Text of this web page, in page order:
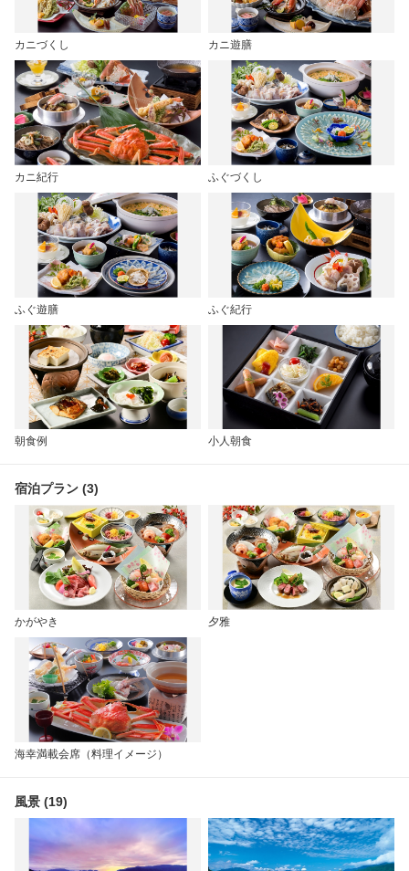
カニづくし カニ遊膳
カニ紀行 ふぐづくし
ふぐ遊膳 ふぐ紀行
朝食例 小人朝食
宿泊プラン (3)
かがやき 夕雅
海幸満載会席（料理イメージ）
風景 (19)